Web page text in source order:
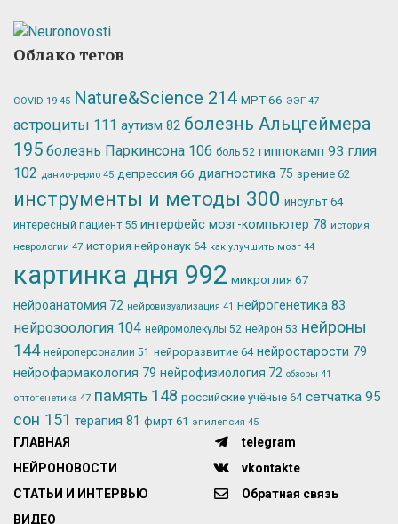
Облако тегов
COVID-19 45 Nature&Science 214 МРТ66 ЭЭГ 47
астроциты 111 аутизм 82 болезнь Альцгеймера
195 болезнь Паркинсона 106 боль 52 гиппокамп 93 глия
102 данио-рерио 45 депрессия 66 диагностика 75 зрение 62
инструменты и методы 300 инсульт 64
интересный пациент 55 интерфейс мозг-компьютер 78 история
неврологии 47 история нейронаук 64 как улучшить мозг 44
картинка дня 992 микроглия 67
нейроанатомия 72 нейровизуализация 41 нейрогенетика 83
нейрозоология 104 нейромолекулы 52 нейрон 53 нейроны
144 нейроперсоналии 51 нейроразвитие 64 нейростарости 79
нейрофармакология 79 нейрофизиология 72 обзоры 41
оптогенетика 47 память 148 российские учёные 64 сетчатка 95
сон 151 терапия 81 фмрт 61 эпилепсия 45
ГЛАВНАЯ
НЕЙРОНОВОСТИ
СТАТЬИ И ИНТЕРВЬЮ
ВИДЕО
telegram
vkontakte
Обратная связь